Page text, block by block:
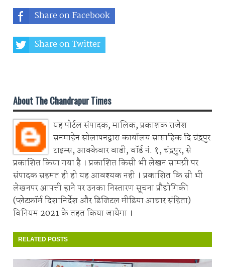
Share on Facebook
Share on Twitter
About The Chandrapur Times
यह पोर्टल संपादक, मालिक, प्रकाशक राजेश
सनमाहेन सोलापनद्वारा कार्यालय साप्ताहिक दि चंद्रपुर
टाइम्स, आक्केवार वाडी, वॉर्ड नं. १, चंद्रपुर, से
प्रकाशित किया गया है । प्रकाशित किसी भी लेखन सामग्री पर
संपादक सहमत ही हो यह आवश्यक नही । प्रकाशित कि सी भी
लेखनपर आपत्ती हाने पर उनका निस्तारण सूचना प्रौद्योगिकी
(प्लेटफ़ॉर्म दिशानिर्देश और डिजिटल मीडिया आचार संहिता)
विनियम 2021 के तहत किया जायेगा ।
RELATED POSTS